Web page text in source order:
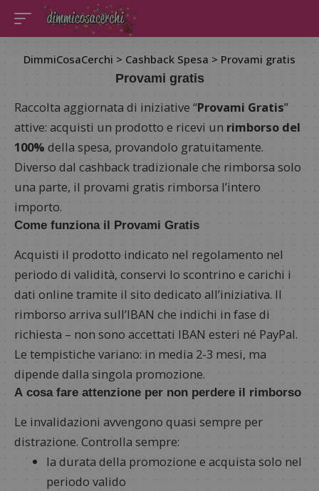
DimmiCosaCerchi > Cashback Spesa > Provami gratis
Provami gratis
Raccolta aggiornata di iniziative “Provami Gratis”
attive: acquisti un prodotto e ricevi un rimborso del
100% della spesa, provandolo gratuitamente.
Diverso dal cashback tradizionale che rimborsa solo
una parte, il provami gratis rimborsa l’intero
importo.
Come funziona il Provami Gratis
Acquisti il prodotto indicato nel regolamento nel
periodo di validità, conservi lo scontrino e carichi i
dati online tramite il sito dedicato all’iniziativa. Il
rimborso arriva sull’IBAN che indichi in fase di
richiesta – non sono accettati IBAN esteri né PayPal.
Le tempistiche variano: in media 2-3 mesi, ma
dipende dalla singola promozione.
A cosa fare attenzione per non perdere il rimborso
Le invalidazioni avvengono quasi sempre per
distrazione. Controlla sempre:
la durata della promozione e acquista solo nel
periodo valido